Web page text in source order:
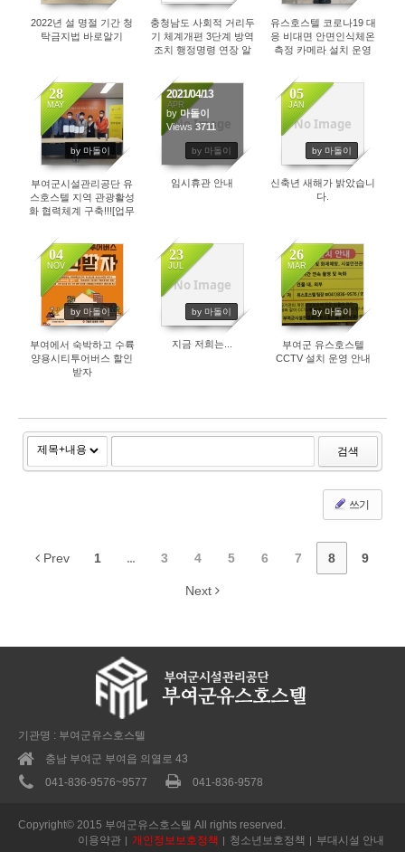
2022년 설 명절 기간 청
탁금지법 바로알기
충청남도 사회적 거리두
기 체계개편 3단계 방역
조치 행정명령 연장 알
유스호스텔 코로나19 대
응 비대면 안면인식체온
측정 카메라 설치 운영
28
MAY
by 마돌이
4212
부여군시설관리공단 유
스호스텔 지역 관광활성
화 협력체계 구축!!![업무
No Image
13
APR
by 마돌이
2021/04/13
by 마돌이
Views3711
임시휴관 안내
No Image
05
JAN
by 마돌이
3610
신축년 새해가 밝았습니
다.
04
NOV
by 마돌이
4781
부여에서 숙박하고 수륙
양용시티투어버스 할인
받자
No Image
23
JUL
by 마돌이
4838
지금 저희는...
26
MAR
by 마돌이
3818
부여군 유스호스텔
CCTV 설치 운영 안내
검색
쓰기
Prev 1 ... 3 4 5 6 7 8 9
Next
기관명 : 부여군유스호스텔
충남 부여군 부여읍 의열로 43
041-836-9576~9577
041-836-9578
Copyright© 2015 부여군유스호스텔 All rights reserved.
이용약관
개인정보보호정책 청소년보호정책 부대시설 안내